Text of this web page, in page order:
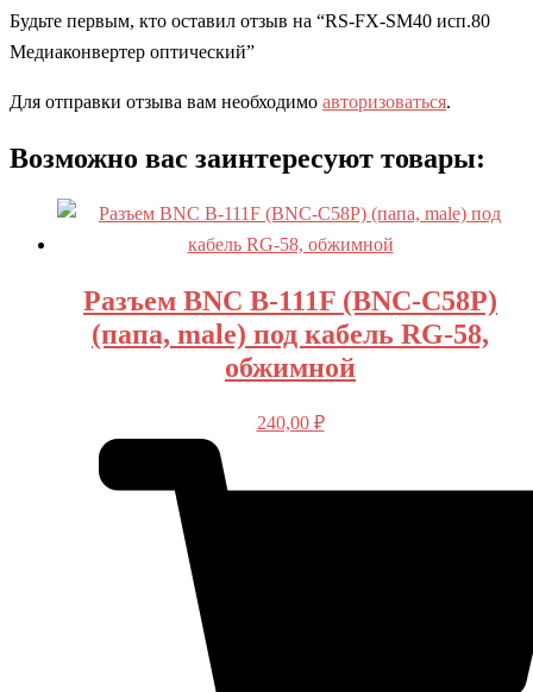
Будьте первым, кто оставил отзыв на “RS-FX-SM40 исп.80
Медиаконвертер оптический”
Для отправки отзыва вам необходимо авторизоваться.
Возможно вас заинтересуют товары:
Разъем BNC B-111F (BNC-C58P)
(папа, male) под кабель RG-58,
обжимной
240,00 ₽